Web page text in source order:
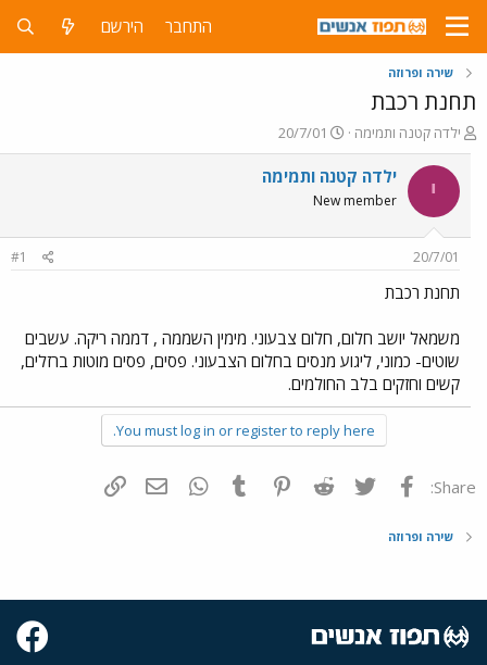
התחבר הירשם
שירה ופרוזה
תחנת רכבת
פ
ו
ת
ח
ה
ש
א
ילדה קטנה ותמימה
פ
ו
ר
ם
20/7/01
י ילדה קטנה ותמימה
New member
20/7/01
#1
תחנת רכבת
משמאל יושב חלום, חלום צבעוני. מימין השממה , דממה ריקה. עשבים
שוטים- כמוני, ליגוע מנסים בחלום הצבעוני. פסים, פסים מוטות ברזלים,
קשים וחזקים בלב החולמים.
You must log in or register to reply here.
Share: פייסבוק Twitter
Reddit
Pinterest
Tumblr
WhatsAppדואר אלקטרוני
שירה ופרוזה